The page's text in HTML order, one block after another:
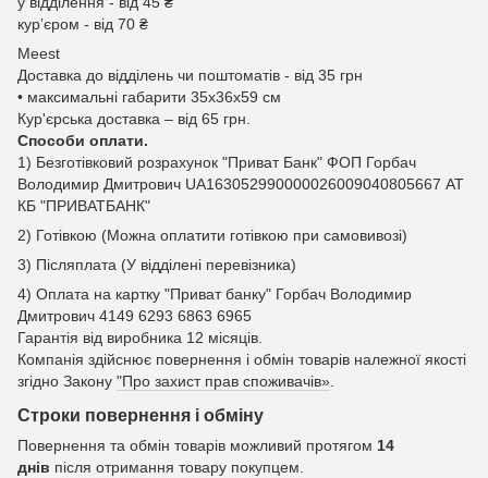
курʼєром - від 70 ₴
Meest
Доставка до відділень чи поштоматів - від 35 грн
• максимальні габарити 35x36x59 см
Кур'єрська доставка – від 65 грн.
Способи оплати.
1) Безготівковий розрахунок "Приват Банк" ФОП Горбач
Володимир Дмитрович UA163052990000026009040805667 АТ
КБ "ПРИВАТБАНК"
2) Готівкою (Можна оплатити готівкою при самовивозі)
3) Післяплата (У відділені перевізника)
4) Оплата на картку "Приват банку" Горбач Володимир
Дмитрович 4149 6293 6863 6965
Гарантія від виробника 12 місяців.
Компанія здійснює повернення і обмін товарів належної якості
згідно Закону "Про захист прав споживачів».
Строки повернення і обміну
Повернення та обмін товарів можливий протягом 14
днів після отримання товару покупцем.